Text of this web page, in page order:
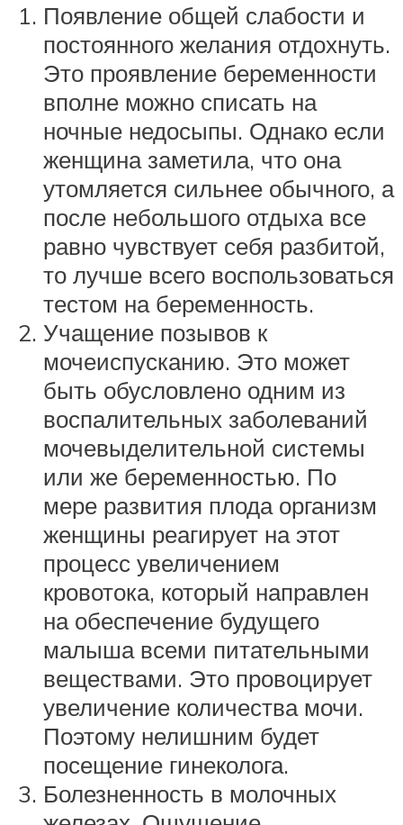
Появление общей слабости и
постоянного желания отдохнуть.
Это проявление беременности
вполне можно списать на
ночные недосыпы. Однако если
женщина заметила, что она
утомляется сильнее обычного, а
после небольшого отдыха все
равно чувствует себя разбитой,
то лучше всего воспользоваться
тестом на беременность.
Учащение позывов к
мочеиспусканию. Это может
быть обусловлено одним из
воспалительных заболеваний
мочевыделительной системы
или же беременностью. По
мере развития плода организм
женщины реагирует на этот
процесс увеличением
кровотока, который направлен
на обеспечение будущего
малыша всеми питательными
веществами. Это провоцирует
увеличение количества мочи.
Поэтому нелишним будет
посещение гинеколога.
Болезненность в молочных